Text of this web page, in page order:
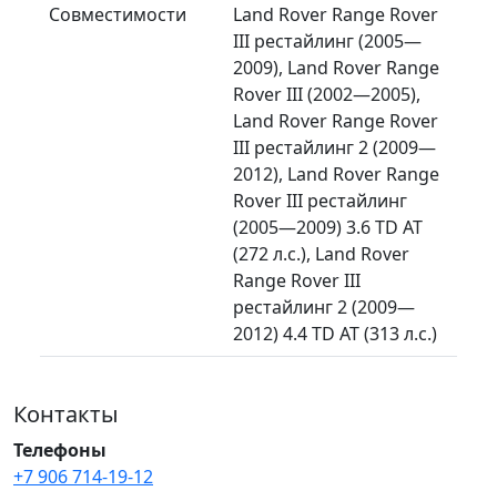
Совместимости
Land Rover Range Rover
III рестайлинг (2005—
2009), Land Rover Range
Rover III (2002—2005),
Land Rover Range Rover
III рестайлинг 2 (2009—
2012), Land Rover Range
Rover III рестайлинг
(2005—2009) 3.6 TD AT
(272 л.с.), Land Rover
Range Rover III
рестайлинг 2 (2009—
2012) 4.4 TD AT (313 л.с.)
Контакты
Телефоны
+7 906 714-19-12